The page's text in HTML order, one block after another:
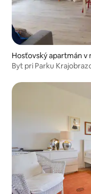
Hosťovský apartmán v
Byt pri Parku